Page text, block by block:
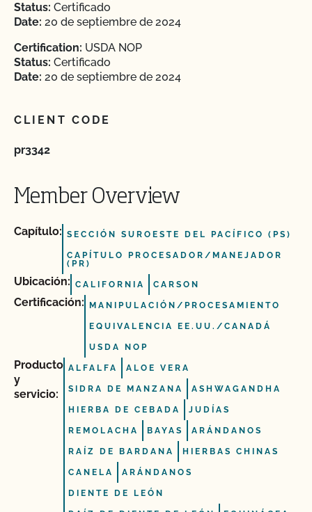
Status: Certificado
Date: 20 de septiembre de 2024
Certification: USDA NOP
Status: Certificado
Date: 20 de septiembre de 2024
CLIENT CODE
pr3342
Member Overview
Capítulo: SECCIÓN SUROESTE DEL PACÍFICO (PS)
CAPÍTULO PROCESADOR/MANEJADOR
(PR)
Ubicación: CALIFORNIA CARSON
Certificación: MANIPULACIÓN/PROCESAMIENTO
EQUIVALENCIA EE.UU./CANADÁ
USDA NOP
Producto
y
servicio:
ALFALFA ALOE VERA
SIDRA DE MANZANA ASHWAGANDHA
HIERBA DE CEBADA JUDÍAS
REMOLACHA BAYAS ARÁNDANOS
RAÍZ DE BARDANA HIERBAS CHINAS
CANELA ARÁNDANOS
DIENTE DE LEÓN